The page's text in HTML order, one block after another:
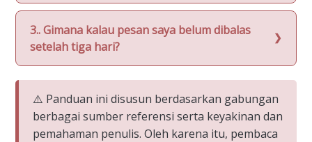
3.. Gimana kalau pesan saya belum dibalas
setelah tiga hari?
⚠️ Panduan ini disusun berdasarkan gabungan
berbagai sumber referensi serta keyakinan dan
pemahaman penulis. Oleh karena itu, pembaca